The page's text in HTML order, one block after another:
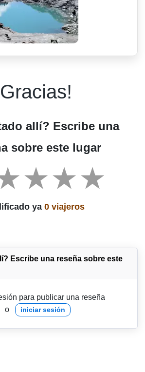
Gracias!
allí? Escribe una
sobre este lugar
ya 0 viajeros
Escribe una reseña sobre este
para publicar una reseña
o iniciar sesión